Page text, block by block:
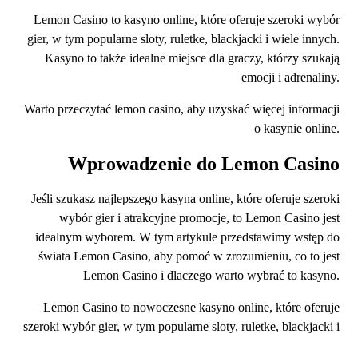
Lemon Casino to kasyno online, które oferuje szeroki wybór
gier, w tym popularne sloty, ruletke, blackjacki i wiele innych.
Kasyno to także idealne miejsce dla graczy, którzy szukają
emocji i adrenaliny.
Warto przeczytać lemon casino, aby uzyskać więcej informacji
o kasynie online.
Wprowadzenie do Lemon Casino
Jeśli szukasz najlepszego kasyna online, które oferuje szeroki
wybór gier i atrakcyjne promocje, to Lemon Casino jest
idealnym wyborem. W tym artykule przedstawimy wstęp do
świata Lemon Casino, aby pomoć w zrozumieniu, co to jest
Lemon Casino i dlaczego warto wybrać to kasyno.
Lemon Casino to nowoczesne kasyno online, które oferuje
szeroki wybór gier, w tym popularne sloty, ruletke, blackjacki i